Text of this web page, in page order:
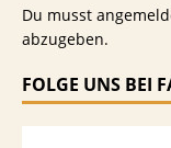
Du musst
abzugeben.
FOLGE UNS BEI